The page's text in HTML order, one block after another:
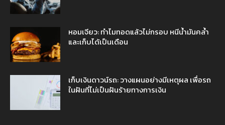
หอมเจียว: ทำไมทอดแล้วไม่กรอบ หนีน้ำมันคล้ำ
และเก็บได้เป็นเดือน
เก็บเงินดาวน์รถ: วางแผนอย่างมีเหตุผล เพื่อรถ
ในฝันที่ไม่เป็นฝันร้ายทางการเงิน